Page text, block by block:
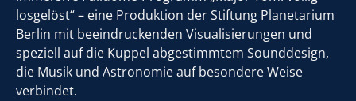
losgelöst“ – eine Produktion der Stiftung Planetarium
Berlin mit beeindruckenden Visualisierungen und
speziell auf die Kuppel abgestimmtem Sounddesign,
die Musik und Astronomie auf besondere Weise
verbindet.